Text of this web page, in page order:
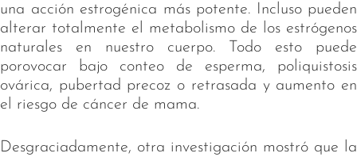
una acción estrogénica más potente. Incluso pueden
alterar totalmente el metabolismo de los estrógenos
naturales en nuestro cuerpo. Todo esto puede
porovocar bajo conteo de esperma, poliquistosis
ovárica, pubertad precoz o retrasada y aumento en
el riesgo de cáncer de mama.
Desgraciadamente, otra investigación mostró que la